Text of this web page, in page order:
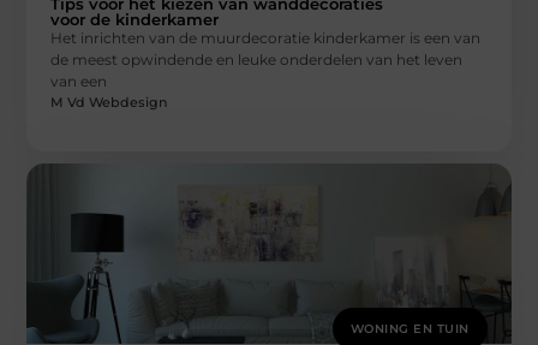
Tips voor het kiezen van wanddecoraties
voor de kinderkamer
Het inrichten van de muurdecoratie kinderkamer is een van
de meest opwindende en leuke onderdelen van het leven
van een
M Vd Webdesign
WONING EN TUIN